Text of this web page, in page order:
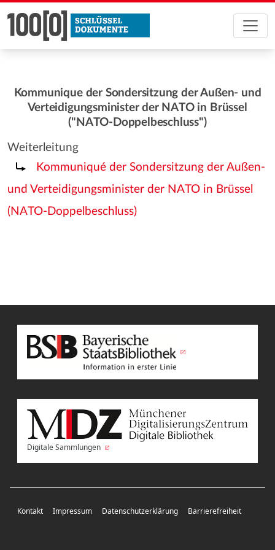
Kommunique der Sondersitzung der Außen- und
Verteidigungsminister der NATO in Brüssel
("NATO-Doppelbeschluss")
Weiterleitung
Weiterleitung nach:
Kommuniqué der Sondersitzung der Außen-
und Verteidigungsminister der NATO in Brüssel
(NATO-Doppelbeschluss)
Digitale Sammlungen
Kontakt Impressum Datenschutzerklärung Barrierefreiheit